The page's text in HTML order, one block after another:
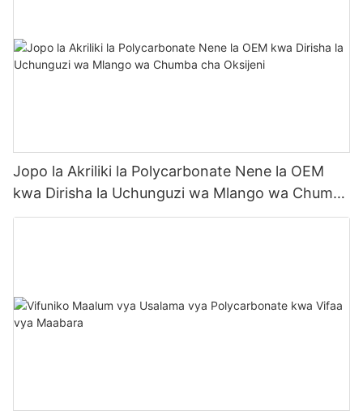
Jopo la Akriliki la Polycarbonate Nene la OEM
kwa Dirisha la Uchunguzi wa Mlango wa Chumba
cha Oksijeni